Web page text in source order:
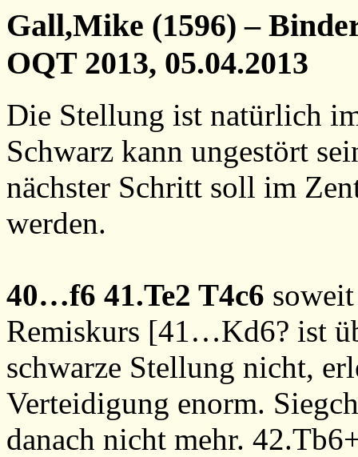
Gall,Mike (1596) –
OQT 2013, 05.04.2013
Die Stellung ist natürlich
Schwarz kann ungestört
nächster Schritt soll im
werden.
40…f6 41.Te2 T4c6
Remiskurs [41…Kd6? ist
schwarze Stellung nicht,
Verteidigung enorm.
danach nicht mehr.